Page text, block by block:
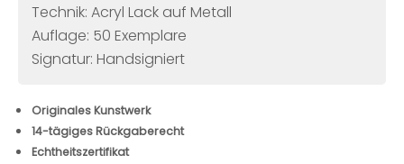
Technik: Acryl Lack auf Metall
Auflage: 50 Exemplare
Signatur: Handsigniert
Originales Kunstwerk
14-tägiges Rückgaberecht
Echtheitszertifikat